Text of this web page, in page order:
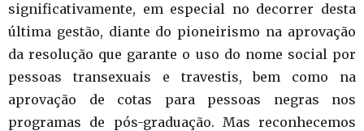
significativamente, em especial no decorrer desta
última gestão, diante do pioneirismo na aprovação
da resolução que garante o uso do nome social por
pessoas transexuais e travestis, bem como na
aprovação de cotas para pessoas negras nos
programas de pós-graduação. Mas reconhecemos